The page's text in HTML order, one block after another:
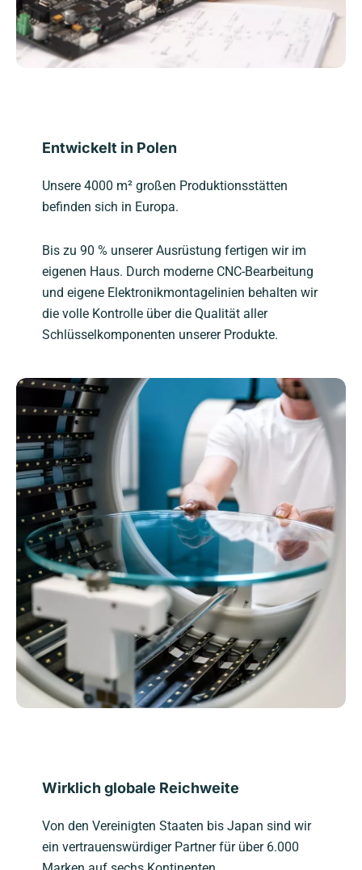
Entwickelt in Polen
Unsere 4000 m² großen Produktionsstätten
befinden sich in Europa.
Bis zu 90 % unserer Ausrüstung fertigen wir im
eigenen Haus. Durch moderne CNC-Bearbeitung
und eigene Elektronikmontagelinien behalten wir
die volle Kontrolle über die Qualität aller
Schlüsselkomponenten unserer Produkte.
Wirklich globale Reichweite
Von den Vereinigten Staaten bis Japan sind wir
ein vertrauenswürdiger Partner für über 6.000